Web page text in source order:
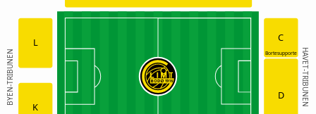
Bortesupporte
K
L
D
C
HAVET-TRIBUNEN
BYEN-TRIBUNEN